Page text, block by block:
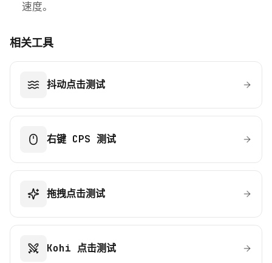
速度。
相关工具
抖动点击测试
右键 CPS 测试
拖拽点击测试
Kohi 点击测试